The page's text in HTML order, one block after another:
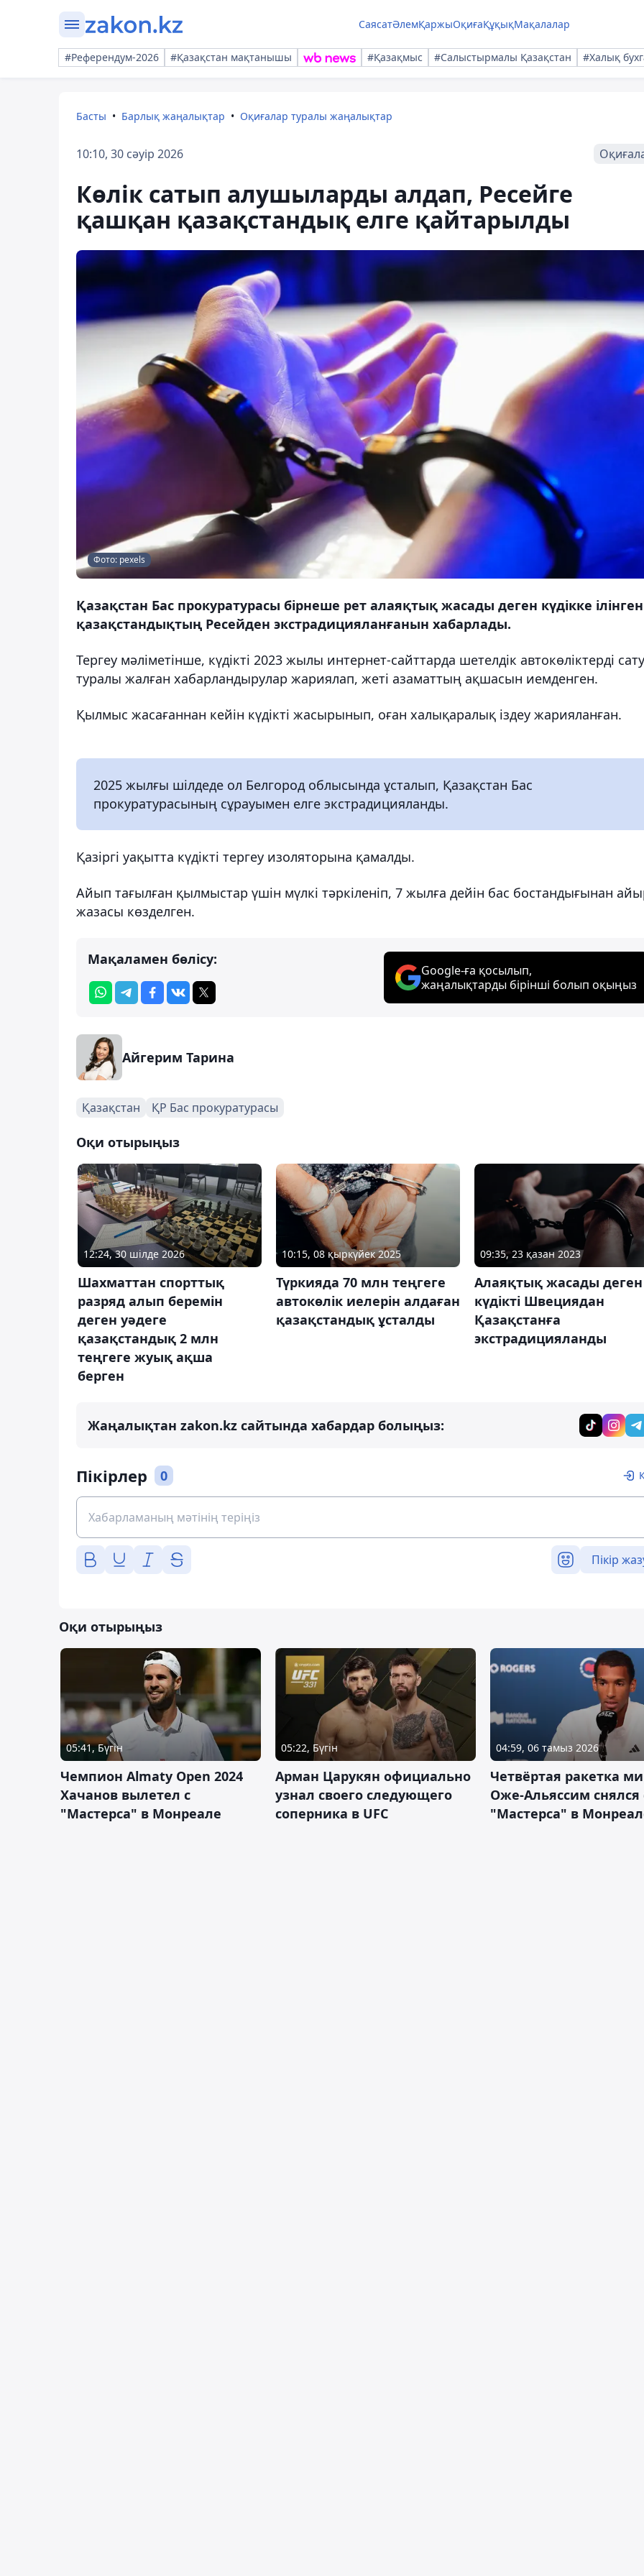
СаясатӘлемҚаржыОқиғаҚұқықМақалалар
#Референдум-2026 #Қазақстан мақтанышы #Қазақмыс #Салыстырмалы Қазақстан #Халық
Басты Барлық жаңалықтар Оқиғалар туралы жаңалықтар
10:10, 30 сәуір 2026
Көлік сатып алушыларды алдап, Ресейге
қашқан қазақстандық елге қайтарылды
Фото: pexels
Қазақстан Бас прокуратурасы бірнеше рет алаяқтық жасады деген күдікке ілінген
қазақстандықтың Ресейден экстрадицияланғанын хабарлады.
Тергеу мәліметінше, күдікті 2023 жылы интернет-сайттарда шетелдік автокөліктерді сату
туралы жалған хабарландырулар жариялап, жеті азаматтың ақшасын иемденген.
Қылмыс жасағаннан кейін күдікті жасырынып, оған халықаралық іздеу жарияланған.
2025 жылғы шілдеде ол Белгород облысында ұсталып, Қазақстан Бас
прокуратурасының сұрауымен елге экстрадицияланды.
Қазіргі уақытта күдікті тергеу изоляторына қамалды.
Айып тағылған қылмыстар үшін мүлкі тәркіленіп, 7 жылға дейін бас бостандығынан
жазасы көзделген.
Мақаламен бөлісу:
Google-ға қосылып,
жаңалықтарды бірінші болып оқыңыз
Айгерим Тарина
Қазақстан ҚР Бас прокуратурасы
Оқи отырыңыз
12:24, 30 шілде 2026
Шахматтан спорттық
разряд алып беремін
деген уәдеге
қазақстандық 2 млн
теңгеге жуық ақша
берген
10:15, 08 қыркүйек 2025
Түркияда 70 млн теңгеге
автокөлік иелерін алдаған
қазақстандық ұсталды
09:35, 23 қазан 2023
Алаяқтық жасады деген
күдікті Швециядан
Қазақстанға
экстрадицияланды
Жаңалықтан zakon.kz сайтында хабардар болыңыз:
Пікірлер 0
Пікір
Оқи отырыңыз
05:41, Бүгін
Чемпион Almaty Open 2024
Хачанов вылетел с
"Мастерса" в Монреале
05:22, Бүгін
Арман Царукян официально
узнал своего следующего
соперника в UFC
04:59, 06 тамыз 2026
Четвёртая ракетка
Оже-Альяссим снялся
"Мастерса" в